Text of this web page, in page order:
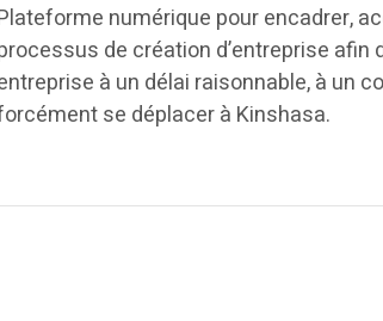
numérique pour encadrer,
de création d’entreprise
à un délai raisonnable, à un
se déplacer à Kinshasa.